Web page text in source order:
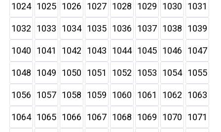
1024 1025 1026 1027 1028 1029 1030 1031
1032 1033 1034 1035 1036 1037 1038 1039
1040 1041 1042 1043 1044 1045 1046 1047
1048 1049 1050 1051 1052 1053 1054 1055
1056 1057 1058 1059 1060 1061 1062 1063
1064 1065 1066 1067 1068 1069 1070 1071